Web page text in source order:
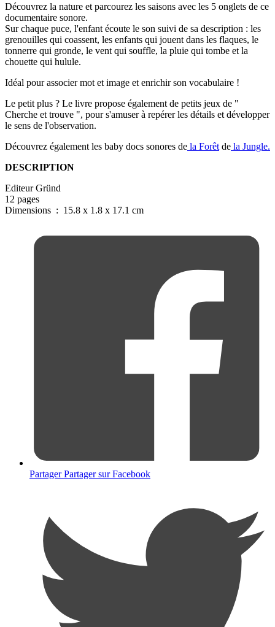
Découvrez la nature et parcourez les saisons avec les 5 onglets de ce
documentaire sonore.
Sur chaque puce, l'enfant écoute le son suivi de sa description : les
grenouilles qui coassent, les enfants qui jouent dans les flaques, le
tonnerre qui gronde, le vent qui souffle, la pluie qui tombe et la
chouette qui hulule.
Idéal pour associer mot et image et enrichir son vocabulaire !
Le petit plus ? Le livre propose également de petits jeux de "
Cherche et trouve ", pour s'amuser à repérer les détails et développer
le sens de l'observation.
Découvrez également les baby docs sonores de la Forêt de la Jungle.
DESCRIPTION
Editeur Gründ
12 pages
Dimensions ‏ : ‎ 15.8 x 1.8 x 17.1 cm
Partager Partager sur Facebook